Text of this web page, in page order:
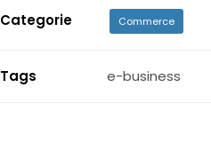
Categorie Commerce
Tags e-business